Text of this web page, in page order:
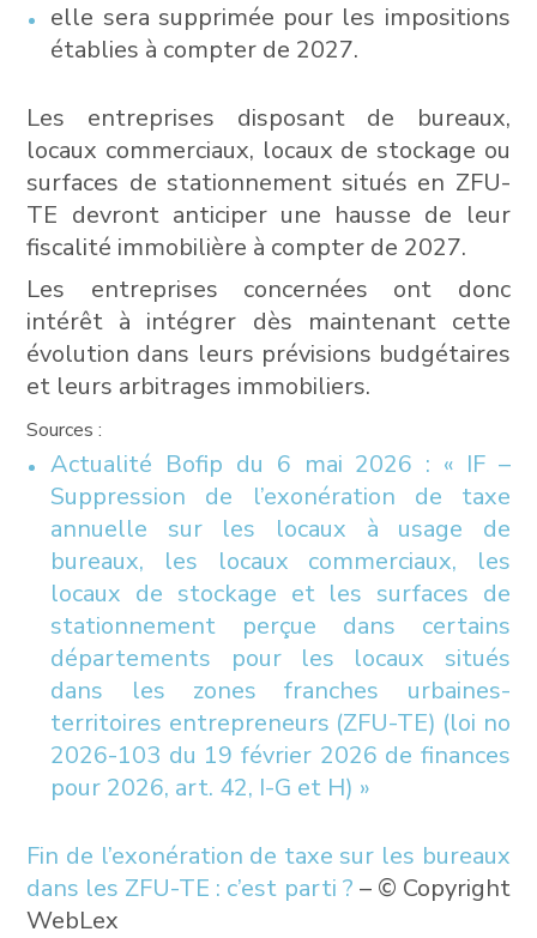
elle sera supprimée pour les impositions
établies à compter de 2027.
Les entreprises disposant de bureaux,
locaux commerciaux, locaux de stockage ou
surfaces de stationnement situés en ZFU-
TE devront anticiper une hausse de leur
fiscalité immobilière à compter de 2027.
Les entreprises concernées ont donc
intérêt à intégrer dès maintenant cette
évolution dans leurs prévisions budgétaires
et leurs arbitrages immobiliers.
Sources :
Actualité Bofip du 6 mai 2026 : « IF –
Suppression de l’exonération de taxe
annuelle sur les locaux à usage de
bureaux, les locaux commerciaux, les
locaux de stockage et les surfaces de
stationnement perçue dans certains
départements pour les locaux situés
dans les zones franches urbaines-
territoires entrepreneurs (ZFU-TE) (loi no
2026-103 du 19 février 2026 de finances
pour 2026, art. 42, I-G et H) »
Fin de l’exonération de taxe sur les bureaux
dans les ZFU-TE : c’est parti ? – © Copyright
WebLex